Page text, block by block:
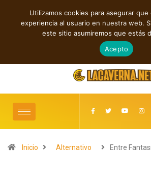
TENDENCIAS
Andyvince reflexiona sobre el perdón en “WE
agosto 6, 2026
Inicio Alternativo Entre
Utilizamos cookies para asegurar que
experiencia al usuario en nuestra web.
este sitio asumiremos que estás
Acepto